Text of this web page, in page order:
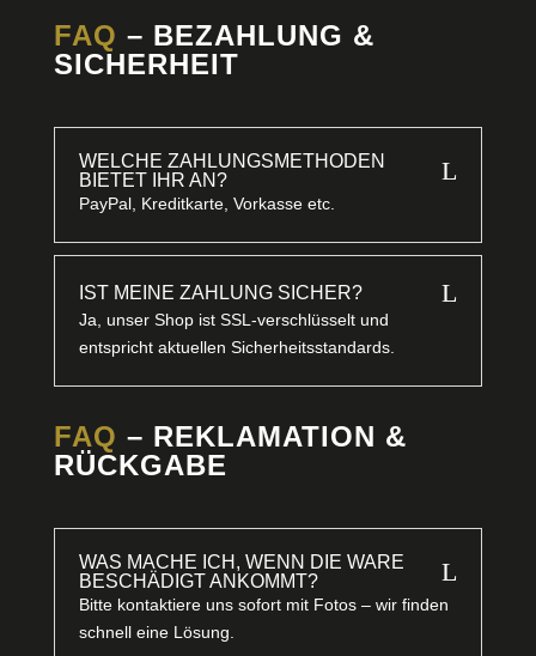
FAQ – BEZAHLUNG &
SICHERHEIT
WELCHE ZAHLUNGSMETHODEN
BIETET IHR AN?
L
PayPal, Kreditkarte, Vorkasse etc.
IST MEINE ZAHLUNG SICHER? L
Ja, unser Shop ist SSL-verschlüsselt und
entspricht aktuellen Sicherheitsstandards.
FAQ – REKLAMATION &
RÜCKGABE
WAS MACHE ICH, WENN DIE WARE
BESCHÄDIGT ANKOMMT?
L
Bitte kontaktiere uns sofort mit Fotos – wir finden
schnell eine Lösung.